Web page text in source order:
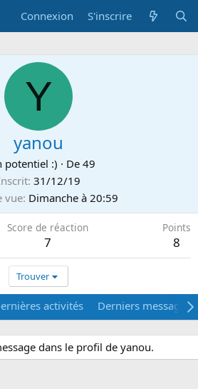
Connexion S'inscrire
Y
yanou
potentiel :) · De 49
31/12/19
vue Dimanche à 20:59
Score de réaction
7
Points
8
Trouver
activités Derniers messages
dans le profil de yanou.